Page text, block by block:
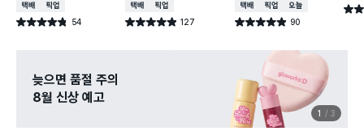
택배배송매장픽업
별점 4.8점 54
건 작성
택배배송매장픽업
별점 4.9점 127
건 작성
택배배송매장픽업오늘배송
별점 4.9점 90
건 작성
별점
늦으면 품절 주의
8월 신상 예고
1 3